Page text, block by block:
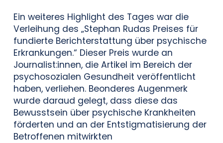
Ein weiteres Highlight des Tages war die
Verleihung des „Stephan Rudas Preises für
fundierte Berichterstattung über psychische
Erkrankungen.“ Dieser Preis wurde an
Journalist:innen, die Artikel im Bereich der
psychosozialen Gesundheit veröffentlicht
haben, verliehen. Beonderes Augenmerk
wurde daraud gelegt, dass diese das
Bewusstsein über psychische Krankheiten
förderten und an der Entstigmatisierung der
Betroffenen mitwirkten